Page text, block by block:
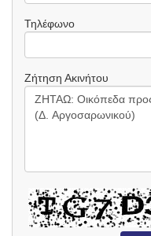
Τηλέφωνο
Ζήτηση Ακινήτου